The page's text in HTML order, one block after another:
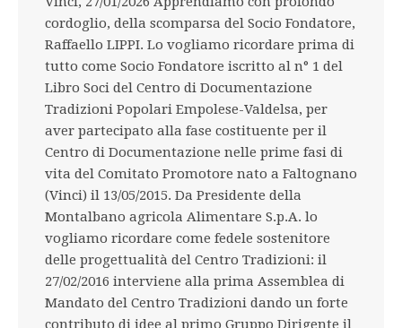
cordoglio, della scomparsa del Socio Fondatore,
Raffaello LIPPI. Lo vogliamo ricordare prima di
tutto come Socio Fondatore iscritto al n° 1 del
Libro Soci del Centro di Documentazione
Tradizioni Popolari Empolese-Valdelsa, per
aver partecipato alla fase costituente per il
Centro di Documentazione nelle prime fasi di
vita del Comitato Promotore nato a Faltognano
(Vinci) il 13/05/2015. Da Presidente della
Montalbano agricola Alimentare S.p.A. lo
vogliamo ricordare come fedele sostenitore
delle progettualità del Centro Tradizioni: il
27/02/2016 interviene alla prima Assemblea di
Mandato del Centro Tradizioni dando un forte
contributo di idee al primo Gruppo Dirigente il